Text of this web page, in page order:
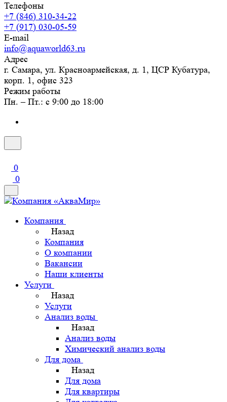
Телефоны
+7 (846) 310-34-22
+7 (917) 030-05-59
E-mail
info@aquaworld63.ru
Адрес
г. Самара, ул. Красноармейская, д. 1, ЦСР Кубатура,
корп. 1, офис 323
Режим работы
Пн. – Пт.: с 9:00 до 18:00
0
0
Компания
Назад
Компания
О компании
Вакансии
Наши клиенты
Услуги
Назад
Услуги
Анализ воды
Назад
Анализ воды
Химический анализ воды
Для дома
Назад
Для дома
Для квартиры